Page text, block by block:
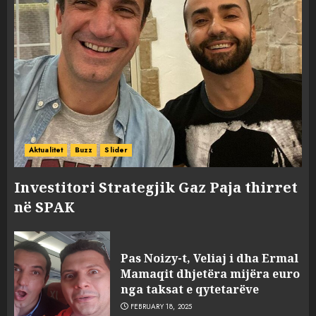
Aktualitet Buzz Slider
Investitori Strategjik Gaz Paja thirret
në SPAK
Pas Noizy-t, Veliaj i dha Ermal
Mamaqit dhjetëra mijëra euro
nga taksat e qytetarëve
FEBRUARY 18, 2025